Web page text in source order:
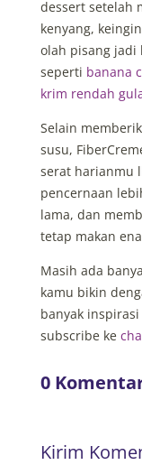
dessert setelah
kenyang,
olah pisang jadi
seperti banana
krim rendah
Selain
susu,
serat harianmu
pencernaan
lama, dan
tetap makan
Masih ada
kamu bikin
banyak
subscribe ke
0
Kirim